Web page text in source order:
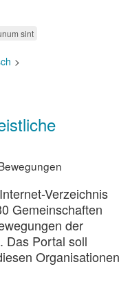
sint
Verzeichnis
Gemeinschaften
der
Das Portal soll
Organisationen